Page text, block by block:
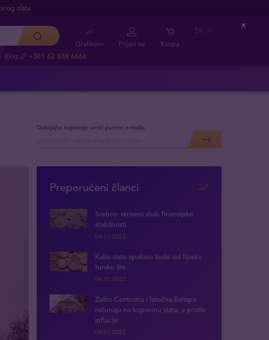
zlata
Blog +381 62 888 6666
Grafikoni Prijavi se Korpa
SR
Dobijajte najnovije vesti putem e-maila
Preporučeni članci
Srebro: skriveni stub finansijske
stabilnosti
04.01.2022
Kako zlato spašava ljude od fijaska
turske lire
04.01.2022
Zašto Centralna i Istočna Evropa
računaju na kupovinu zlata, a protiv
inflacije
04.01.2022
Close